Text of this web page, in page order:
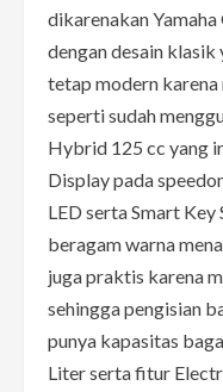
dikarenakan
dengan desain klasik
tetap modern
seperti sudah
Hybrid 125 cc yang
Display pada
LED serta Smart Key
beragam warna
juga praktis karena
sehingga pengisian
punya kapasitas
Liter serta fitur